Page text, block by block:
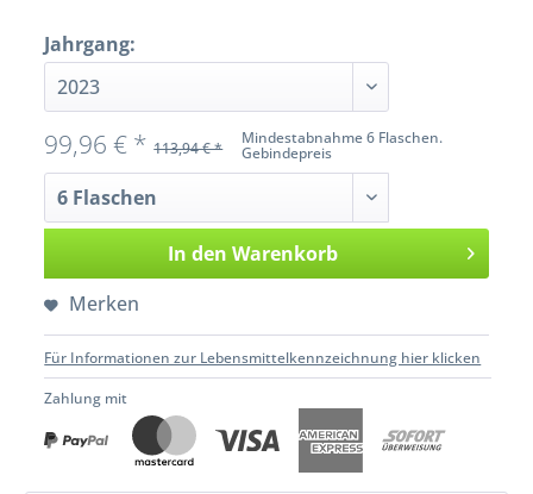
Jahrgang:
Mindestabnahme 6 Flaschen.
Gebindepreis
99,96 € * 113,94 € *
In den Warenkorb
Merken
Für Informationen zur Lebensmittelkennzeichnung hier klicken
Zahlung mit